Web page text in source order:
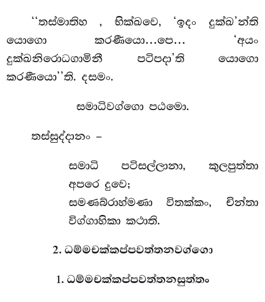
‘‘තස්මාතිහ, භික්ඛවෙ, ‘ඉදං දුක්ඛ’න්ති
යොගො කරණීයො…පෙ… ‘අයං
දුක්ඛනිරොධගාමිනී පටිපදා’ති යොගො
කරණීයො’’ති. දසමං.
සමාධිවග්ගො පඨමො.
තස්සුද්දානං –
සමාධිපටිසල්ලානා, කුලපුත්තා
අපරෙ දුවෙ;
සමණබ්රාහ්මණා විතක්කං, චින්තා
විග්ගාහිකා කථාති.
2. ධම්මචක්කප්පවත්තනවග්ගො
1. ධම්මචක්කප්පවත්තනසුත්තං